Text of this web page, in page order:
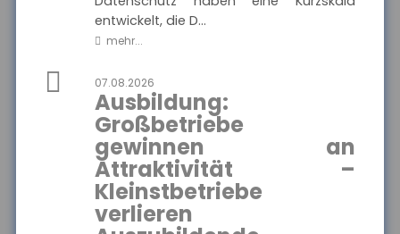
entwickelt, die D...
mehr...
07.08.2026
Ausbildung:
Großbetriebe
gewinnen an
Attraktivität –
Kleinstbetriebe
verlieren
MEHR
Ausgewählte Produkte
Münchener Verein -
Pflegetagegeld
Münchener Verein -
Pflegetagegeld
Hier finden Sie alle wichtigen
Informationen und
Druckstücke zur
Pflegetagegeldversicherung
des Münchener Vereins.